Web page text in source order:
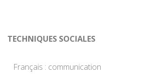
TECHNIQUES SOCIALES
Français : communication